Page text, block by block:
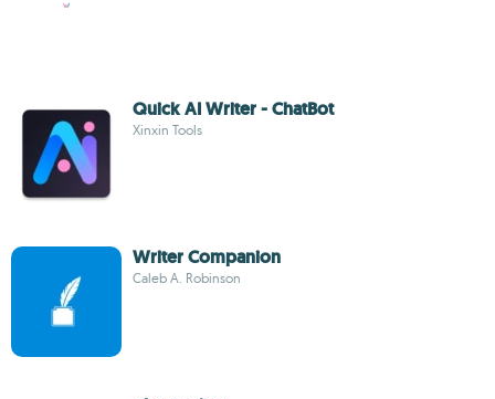
Quick AI Writer - ChatBot
Xinxin Tools
Writer Companion
Caleb A. Robinson